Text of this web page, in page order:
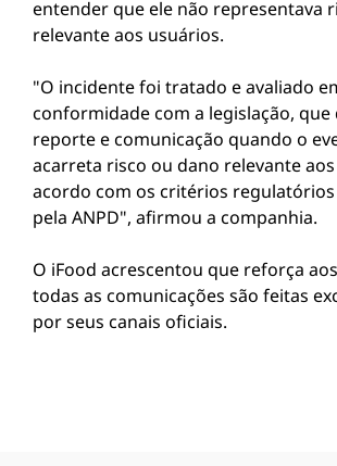
entender que ele não representava
relevante aos usuários.
"O incidente foi tratado e avaliado
conformidade com a legislação, que
reporte e comunicação quando o
acarreta risco ou dano relevante
acordo com os critérios
pela ANPD", afirmou a companhia.
O iFood acrescentou que reforça
todas as comunicações são feitas
por seus canais oficiais.